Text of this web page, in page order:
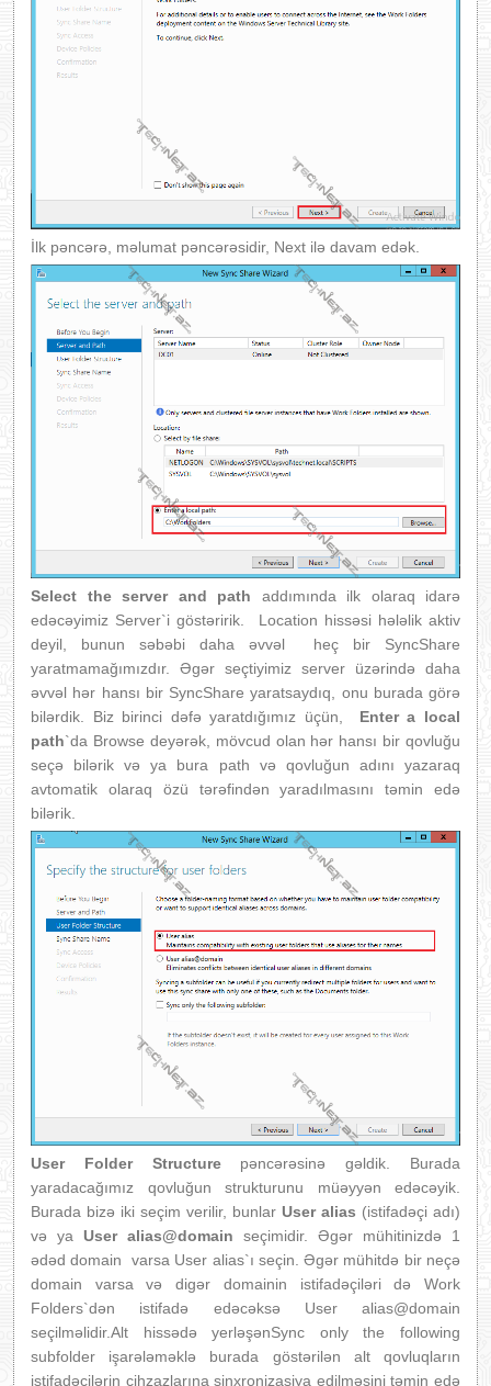
İlk pəncərə, məlumat pəncərəsidir, Next ilə davam edək.
Select the server and path addımında ilk olaraq idarə
edəcəyimiz Server`i göstəririk. Location hissəsi hələlik aktiv
deyil, bunun səbəbi daha əvvəl heç bir SyncShare
yaratmamağımızdır. Əgər seçtiyimiz server üzərində daha
əvvəl hər hansı bir SyncShare yaratsaydıq, onu burada görə
bilərdik. Biz birinci dəfə yaratdığımız üçün, Enter a local
path`da Browse deyərək, mövcud olan hər hansı bir qovluğu
seçə bilərik və ya bura path və qovluğun adını yazaraq
avtomatik olaraq özü tərəfindən yaradılmasını təmin edə
bilərik.
User Folder Structurepəncərəsinə gəldik. Burada
yaradacağımız qovluğun strukturunu müəyyən edəcəyik.
Burada bizə iki seçim verilir, bunlar User alias (istifadəçi adı)
və ya User alias@domain seçimidir. Əgər mühitinizdə 1
ədəd domain varsa User alias`ı seçin. Əgər mühitdə bir neçə
domain varsa və digər domainin istifadəçiləri də Work
Folders`dən istifadə edəcəksə User alias@domain
seçilməlidir.Alt hissədə yerləşənSync only the following
subfolder işarələməklə burada göstərilən alt qovluqların
istifadəçilərin cihzazlarına sinxronizasiya edilməsini təmin edə